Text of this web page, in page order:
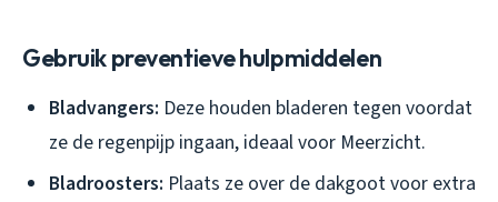
Gebruik preventieve hulpmiddelen
Bladvangers: Deze houden bladeren tegen voordat
ze de regenpijp ingaan, ideaal voor Meerzicht.
Bladroosters: Plaats ze over de dakgoot voor extra